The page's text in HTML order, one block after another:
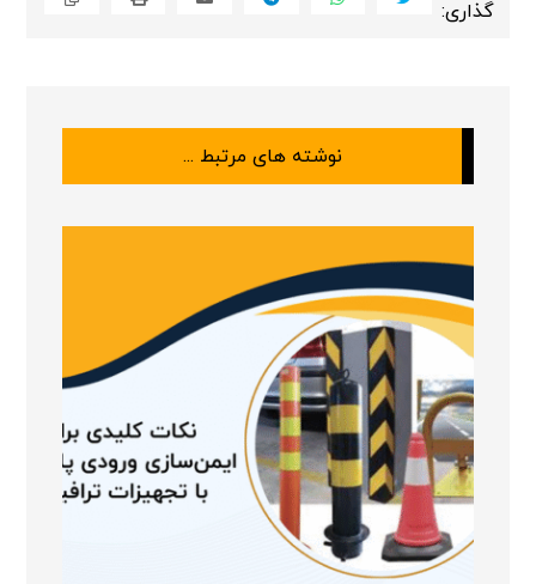
نوشته های مرتبط ...